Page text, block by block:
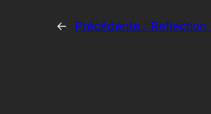
← Précédente : Reflection